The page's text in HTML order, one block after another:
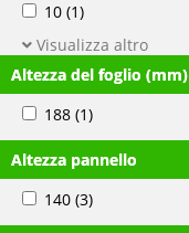
10 (1)
Visualizza altro
Altezza del foglio (mm)
188 (1)
Altezza pannello
140 (3)